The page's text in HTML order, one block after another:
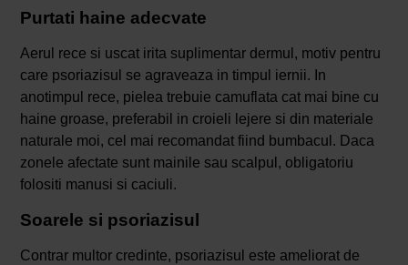
Purtati haine adecvate
Aerul rece si uscat irita suplimentar dermul, motiv pentru
care psoriazisul se agraveaza in timpul iernii. In
anotimpul rece, pielea trebuie camuflata cat mai bine cu
haine groase, preferabil in croieli lejere si din materiale
naturale moi, cel mai recomandat fiind bumbacul. Daca
zonele afectate sunt mainile sau scalpul, obligatoriu
folositi manusi si caciuli.
Soarele si psoriazisul
Contrar multor credinte, psoriazisul este ameliorat de